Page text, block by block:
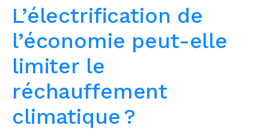
L’électrification de
l’économie peut-elle
limiter le
réchauffement
climatique ?